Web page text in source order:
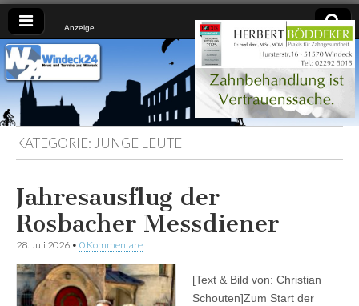
Anzeige
Windeck24
Nachrichten
aus dem
Ländchen
für das
Ländchen
KATEGORIE: JUNGE LEUTE
Jahresausflug der
Rosbacher Messdiener
28. Juli 2026 • 0 Kommentare
[Text & Bild von: Christian
Schouten]Zum Start der